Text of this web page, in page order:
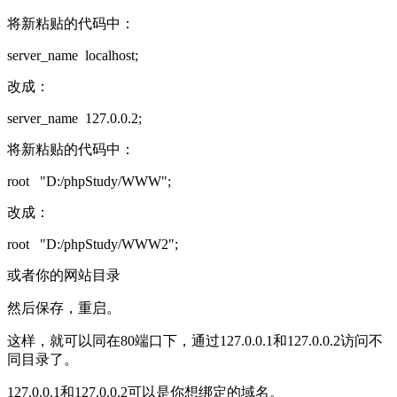
将新粘贴的代码中：
server_name localhost;
改成：
server_name 127.0.0.2;
将新粘贴的代码中：
root "D:/phpStudy/WWW";
改成：
root "D:/phpStudy/WWW2";
或者你的网站目录
然后保存，重启。
这样，就可以同在80端口下，通过127.0.0.1和127.0.0.2访问不
同目录了。
127.0.0.1和127.0.0.2可以是你想绑定的域名。